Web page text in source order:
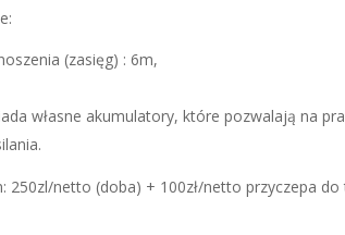
(zasięg) : 6m,
własne akumulatory, które pozwalają na
250zl/netto (doba) + 100zł/netto przyczepa